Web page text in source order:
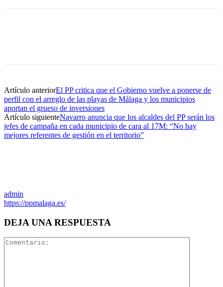
Artículo anteriorEl PP critica que el Gobierno vuelve a ponerse de
perfil con el arreglo de las playas de Málaga y los municipios
aportan el grueso de inversiones
Artículo siguienteNavarro anuncia que los alcaldes del PP serán los
jefes de campaña en cada municipio de cara al 17M: “No hay
mejores referentes de gestión en el territorio”
admin
https://ppmalaga.es/
DEJA UNA RESPUESTA